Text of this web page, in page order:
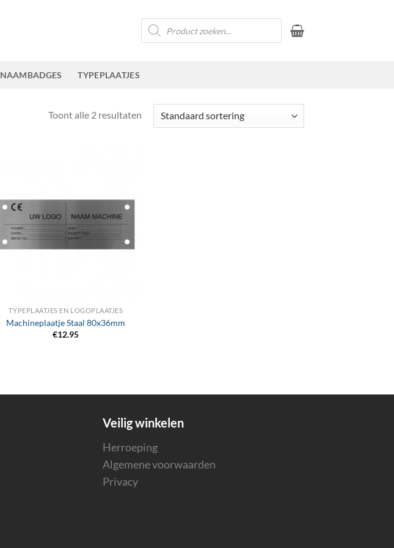
Producten
zoeken
NAAMBADGES TYPEPLAATJES
Toont alle 2 resultaten
TYPEPLAATJES EN LOGOPLAATJES
Machineplaatje Staal 80x36mm
€12.95
Veilig winkelen
Herroeping
Algemene voorwaarden
Privacy